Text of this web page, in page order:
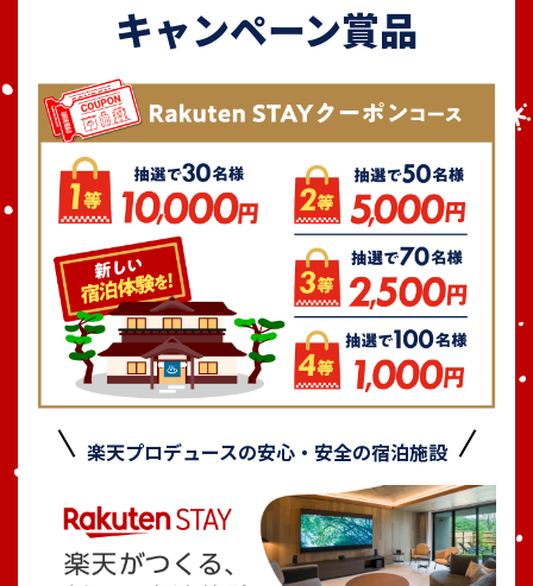
キャンペーン賞品
楽天プロデュースの安心・安全の宿泊施設